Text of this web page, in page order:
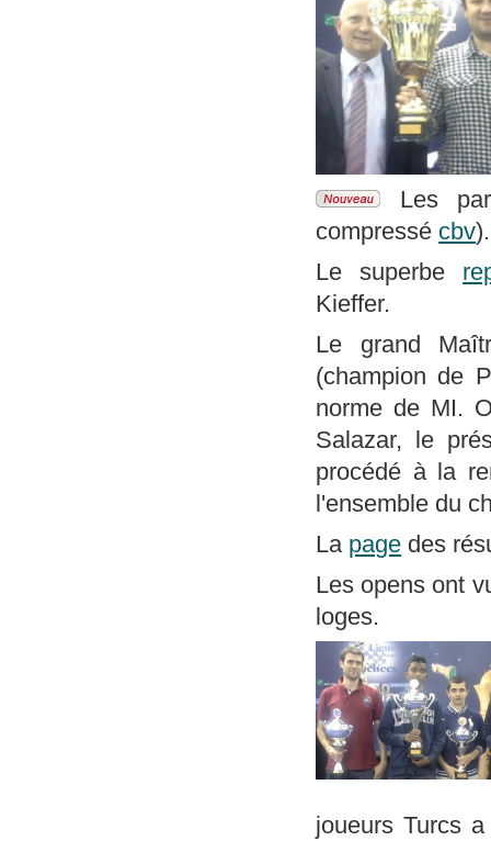
Les
compressé cbv).
Le superbe
Kieffer.
Le grand
(champion de
norme de MI.
Salazar, le
procédé à la
l'ensemble du
La page des
Les opens ont
loges.
joueurs Turcs